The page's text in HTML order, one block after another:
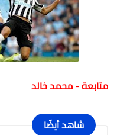
متابعة -محمد خالد
شاهد أيضًا